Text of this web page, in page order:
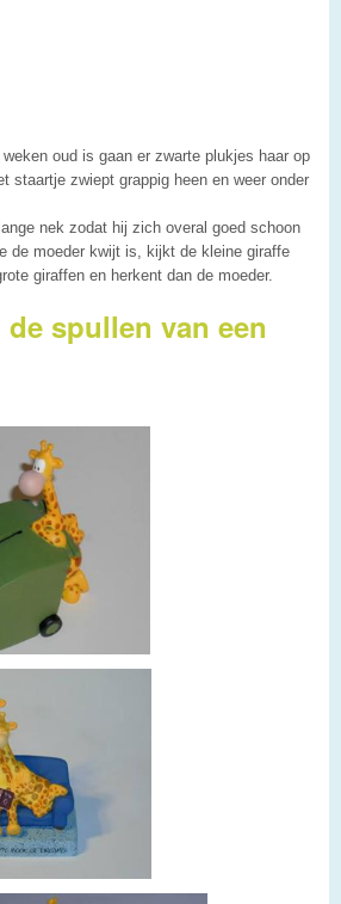
oud is gaan er zwarte plukjes haar op
staartje zwiept grappig heen en weer onder
nek zodat hij zich overal goed schoon
de moeder kwijt is, kijkt de kleine giraffe
giraffen en herkent dan de moeder.
spullen van een